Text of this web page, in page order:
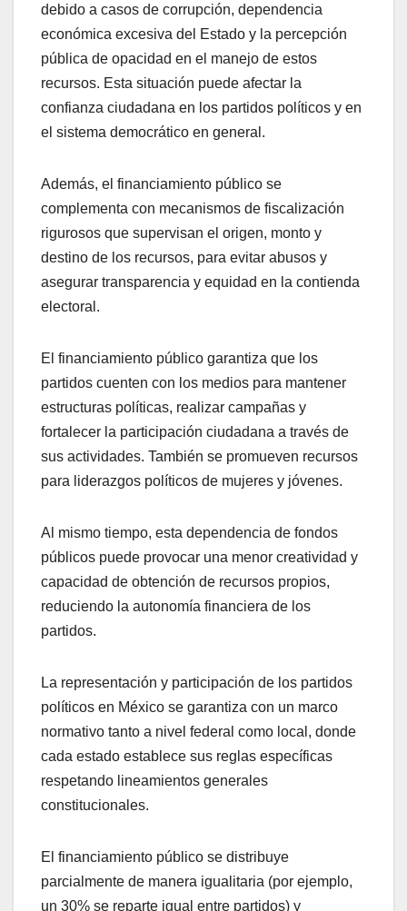
debido a casos de corrupción, dependencia
económica excesiva del Estado y la percepción
pública de opacidad en el manejo de estos
recursos. Esta situación puede afectar la
confianza ciudadana en los partidos políticos y en
el sistema democrático en general.
Además, el financiamiento público se
complementa con mecanismos de fiscalización
rigurosos que supervisan el origen, monto y
destino de los recursos, para evitar abusos y
asegurar transparencia y equidad en la contienda
electoral.
El financiamiento público garantiza que los
partidos cuenten con los medios para mantener
estructuras políticas, realizar campañas y
fortalecer la participación ciudadana a través de
sus actividades. También se promueven recursos
para liderazgos políticos de mujeres y jóvenes.
Al mismo tiempo, esta dependencia de fondos
públicos puede provocar una menor creatividad y
capacidad de obtención de recursos propios,
reduciendo la autonomía financiera de los
partidos.
La representación y participación de los partidos
políticos en México se garantiza con un marco
normativo tanto a nivel federal como local, donde
cada estado establece sus reglas específicas
respetando lineamientos generales
constitucionales.
El financiamiento público se distribuye
parcialmente de manera igualitaria (por ejemplo,
un 30% se reparte igual entre partidos) y